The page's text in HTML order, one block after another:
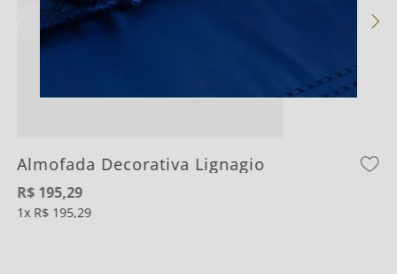
Almofada Decorativa Lignagio
R$ 195,29
1 R$ 195,29